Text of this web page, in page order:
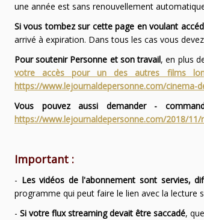
une année est sans renouvellement
Si vous tombez sur cette page en voulant
arrivé à expiration. Dans tous les cas vous devez
Pour soutenir Personne et son travail, en plus
votre accès pour un des autres films
https://www.lejournaldepersonne.com/cinema-
Vous pouvez aussi demander -
https://www.lejournaldepersonne.com/2018/
Important :
- Les vidéos de l'abonnement sont servies,
programme qui peut faire le lien avec la lecture
- Si votre flux streaming devait être saccadé,